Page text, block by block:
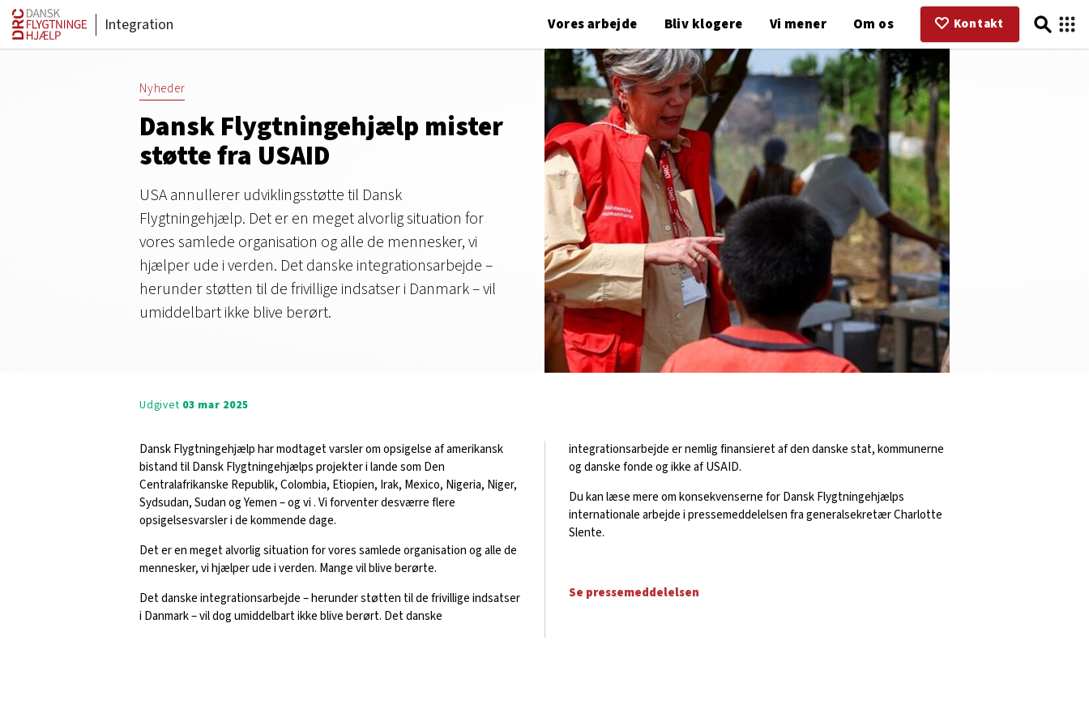
Integration Vores arbejde Bliv klogere Vi mener Om os Kontakt
Nyheder
Dansk Flygtningehjælp mister
støtte fra USAID
USA annullerer udviklingsstøtte til Dansk
Flygtningehjælp. Det er en meget alvorlig situation for
vores samlede organisation og alle de mennesker, vi
hjælper ude i verden. Det danske integrationsarbejde –
herunder støtten til de frivillige indsatser i Danmark – vil
umiddelbart ikke blive berørt.
Udgivet 03 mar 2025
Dansk Flygtningehjælp har modtaget varsler om opsigelse af amerikansk
bistand til Dansk Flygtningehjælps projekter i lande som Den
Centralafrikanske Republik, Colombia, Etiopien, Irak, Mexico, Nigeria, Niger,
Sydsudan, Sudan og Yemen – og vi . Vi forventer desværre flere
opsigelsesvarsler i de kommende dage.
Det er en meget alvorlig situation for vores samlede organisation og alle de
mennesker, vi hjælper ude i verden. Mange vil blive berørte.
Det danske integrationsarbejde – herunder støtten til de frivillige indsatser
i Danmark – vil dog umiddelbart ikke blive berørt. Det danske
integrationsarbejde er nemlig finansieret af den danske stat, kommunerne
og danske fonde og ikke af USAID.
Du kan læse mere om konsekvenserne for Dansk Flygtningehjælps
internationale arbejde i pressemeddelelsen fra generalsekretær Charlotte
Slente.
Se pressemeddelelsen